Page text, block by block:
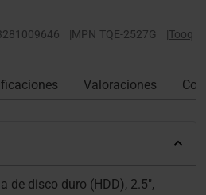
|MPN TQE-2527G |Tooq
Valoraciones
de disco duro (HDD), 2.5",